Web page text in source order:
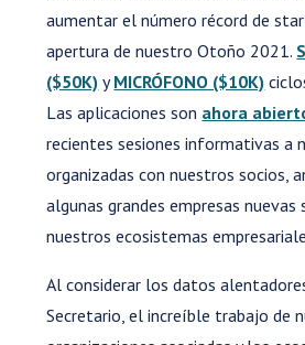
aumentar el número récord de
apertura de nuestro Otoño 2021.
($50K) yMICRÓFONO ($10K)
Las aplicaciones son ahora
recientes sesiones informativas a
organizadas con nuestros socios,
algunas grandes empresas nuevas
nuestros ecosistemas
Al considerar los datos
Secretario, el increíble trabajo de